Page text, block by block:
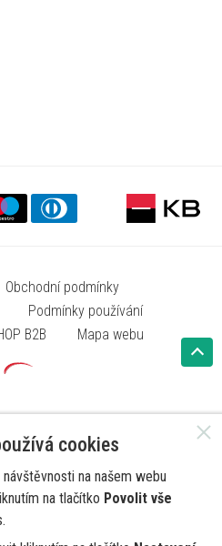
Obchodní podmínky
Podmínky používání
B2B
Mapa webu
cookies
na našem webu
na tlačítko Povolit vše